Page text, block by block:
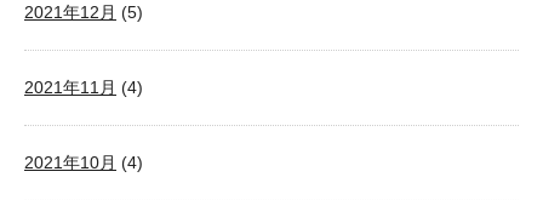
2021年12月 (5)
2021年11月 (4)
2021年10月 (4)